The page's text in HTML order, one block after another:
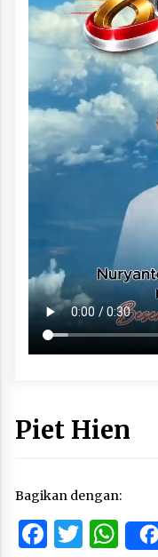
Piet Hien
Bagikan dengan: